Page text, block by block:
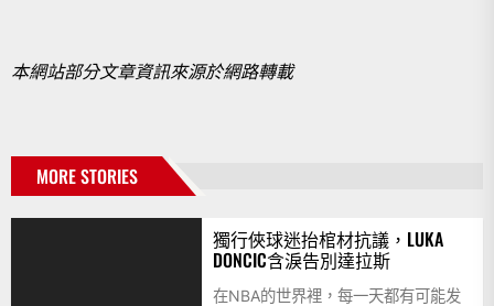
本網站部分文章資訊來源於網路轉載
MORE STORIES
獨行俠球迷抬棺材抗議，LUKA
DONCIC含淚告別達拉斯
在NBA的世界裡，每一天都有可能发